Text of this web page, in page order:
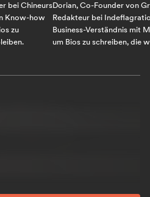
bei Chineurs
Know-how
zu
Dorian, Co-Founder von
Redakteur bei
Business-Verständnis mit
um Bios zu schreiben, die